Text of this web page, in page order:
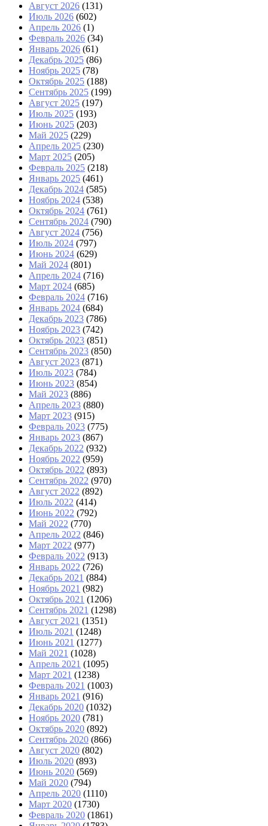
Август 2026 (131)
Июль 2026 (602)
Апрель 2026 (1)
Февраль 2026 (34)
Январь 2026 (61)
Декабрь 2025 (86)
Ноябрь 2025 (78)
Октябрь 2025 (188)
Сентябрь 2025 (199)
Август 2025 (197)
Июль 2025 (193)
Июнь 2025 (203)
Май 2025 (229)
Апрель 2025 (230)
Март 2025 (205)
Февраль 2025 (218)
Январь 2025 (461)
Декабрь 2024 (585)
Ноябрь 2024 (538)
Октябрь 2024 (761)
Сентябрь 2024 (790)
Август 2024 (756)
Июль 2024 (797)
Июнь 2024 (629)
Май 2024 (801)
Апрель 2024 (716)
Март 2024 (685)
Февраль 2024 (716)
Январь 2024 (684)
Декабрь 2023 (786)
Ноябрь 2023 (742)
Октябрь 2023 (851)
Сентябрь 2023 (850)
Август 2023 (871)
Июль 2023 (784)
Июнь 2023 (854)
Май 2023 (886)
Апрель 2023 (880)
Март 2023 (915)
Февраль 2023 (775)
Январь 2023 (867)
Декабрь 2022 (932)
Ноябрь 2022 (959)
Октябрь 2022 (893)
Сентябрь 2022 (970)
Август 2022 (892)
Июль 2022 (414)
Июнь 2022 (792)
Май 2022 (770)
Апрель 2022 (846)
Март 2022 (977)
Февраль 2022 (913)
Январь 2022 (726)
Декабрь 2021 (884)
Ноябрь 2021 (982)
Октябрь 2021 (1206)
Сентябрь 2021 (1298)
Август 2021 (1351)
Июль 2021 (1248)
Июнь 2021 (1277)
Май 2021 (1028)
Апрель 2021 (1095)
Март 2021 (1238)
Февраль 2021 (1003)
Январь 2021 (916)
Декабрь 2020 (1032)
Ноябрь 2020 (781)
Октябрь 2020 (892)
Сентябрь 2020 (866)
Август 2020 (802)
Июль 2020 (893)
Июнь 2020 (569)
Май 2020 (794)
Апрель 2020 (1110)
Март 2020 (1730)
Февраль 2020 (1861)